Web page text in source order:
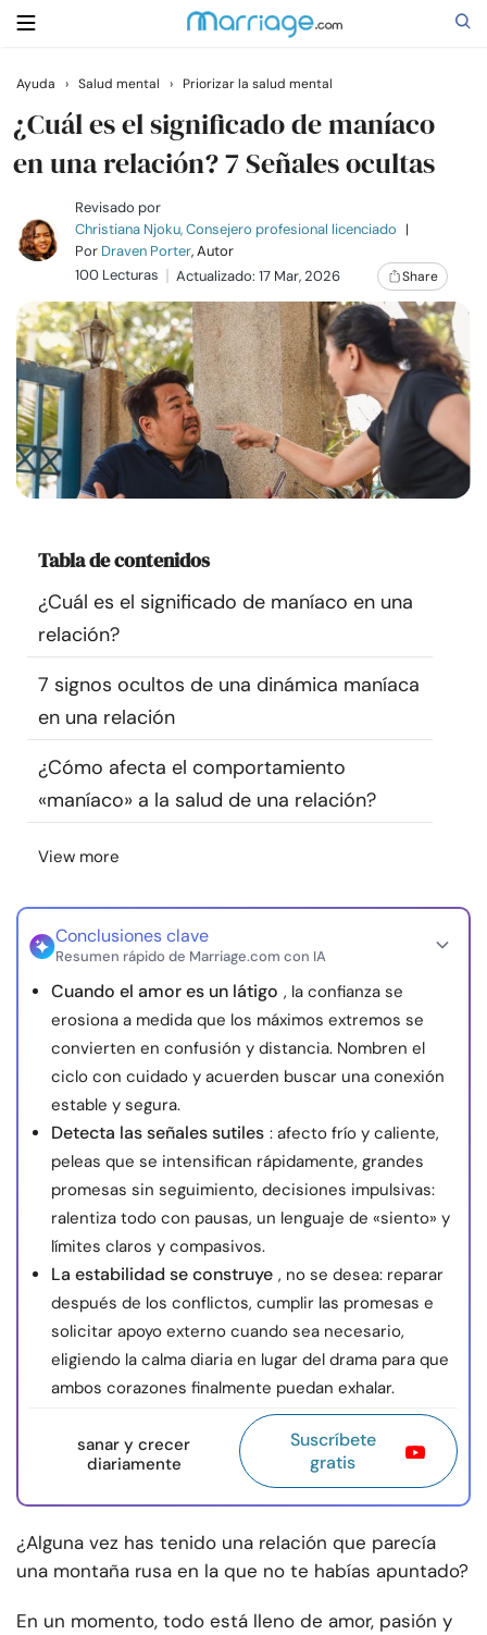
Buscar
Casarse
Relaciones
Familia
Ayuda
Cursos
Comunidad
Encuentra un terapeuta
Idioma
nosotros
© Copyright 2026. Todos los derechos reservados.
Ayuda › Salud mental › Priorizar la salud mental
¿Cuál es el significado de maníaco
en una relación? 7 Señales ocultas
Revisado por
Christiana Njoku, Consejero profesional licenciado |
Por Draven Porter, Autor
100 Lecturas
Actualizado: 17 Mar, 2026 Share
Tabla de contenidos
¿Cuál es el significado de maníaco en una
relación?
7 signos ocultos de una dinámica maníaca
en una relación
¿Cómo afecta el comportamiento
«maníaco» a la salud de una relación?
View more
Conclusiones clave
Resumen rápido de Marriage.com con IA
Cuando el amor es un látigo , la confianza se
erosiona a medida que los máximos extremos se
convierten en confusión y distancia. Nombren el
ciclo con cuidado y acuerden buscar una conexión
estable y segura.
Detecta las señales sutiles : afecto frío y caliente,
peleas que se intensifican rápidamente, grandes
promesas sin seguimiento, decisiones impulsivas:
ralentiza todo con pausas, un lenguaje de «siento» y
límites claros y compasivos.
La estabilidad se construye , no se desea: reparar
después de los conflictos, cumplir las promesas e
solicitar apoyo externo cuando sea necesario,
eligiendo la calma diaria en lugar del drama para que
ambos corazones finalmente puedan exhalar.
sanar y crecer
diariamente
Suscríbete
gratis
¿Alguna vez has tenido una relación que parecía
una montaña rusa en la que no te habías apuntado?
En un momento, todo está lleno de amor, pasión y